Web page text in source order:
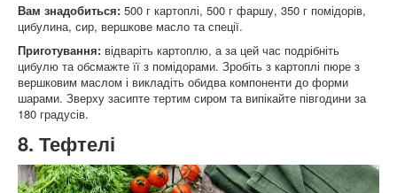
Вам знадобиться: 500 г картоплі, 500 г фаршу, 350 г помідорів,
цибулина, сир, вершкове масло та спеції.
Приготування: відваріть картоплю, а за цей час подрібніть
цибулю та обсмажте її з помідорами. Зробіть з картоплі пюре з
вершковим маслом і викладіть обидва компоненти до форми
шарами. Зверху засипте тертим сиром та випікайте півгодини за
180 градусів.
8. Тефтелі